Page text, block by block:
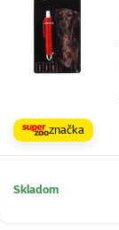
značka
Skladom